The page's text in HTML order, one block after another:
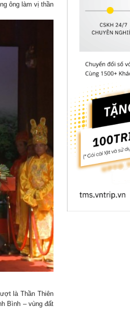
ông làm vị thần
là Thần Thiên
Bình – vùng đất